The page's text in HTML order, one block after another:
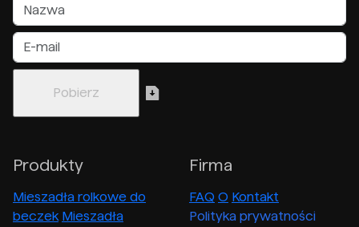
Produkty
Mieszadła rolkowe do
beczek Mieszadła
Firma
FAQ O Kontakt
Polityka prywatności